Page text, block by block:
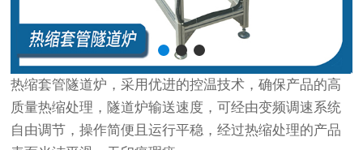
热缩套管隧道炉，采用优进的控温技术，确保产品的高
质量热缩处理，隧道炉输送速度，可经由变频调速系统
自由调节，操作简便且运行平稳，经过热缩处理的产品